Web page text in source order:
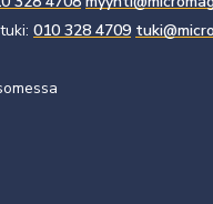
010 328 4709